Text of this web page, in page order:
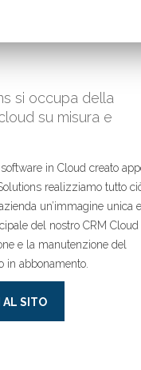
si occupa della
su misura e
in Cloud creato
realizziamo tutto
un’immagine unica e
del nostro CRM Cloud
e la manutenzione del
in abbonamento.
AL SITO